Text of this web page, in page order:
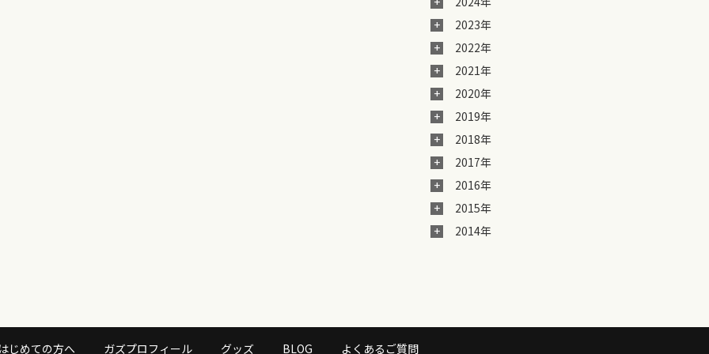
2023年
2022年
2021年
2020年
2019年
2018年
2017年
2016年
2015年
2014年
じめての方へ ガズプロフィール グッズ BLOG よくあるご質問